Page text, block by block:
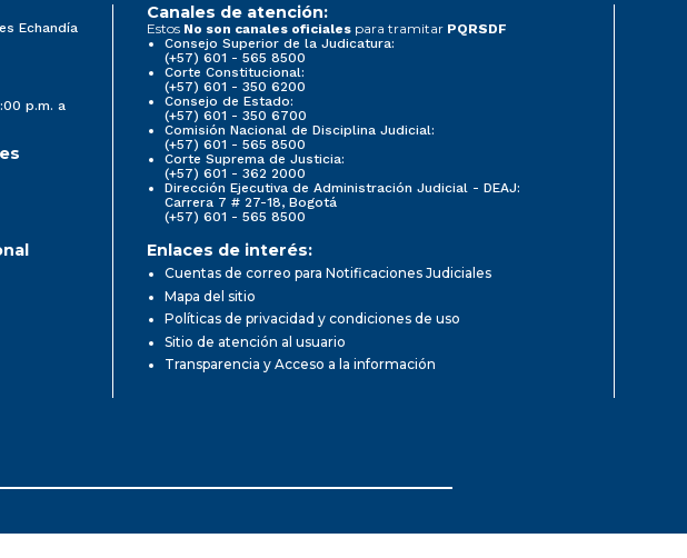
Echandía
p.m. a
Canales de atención:
Estos No son canales oficiales para tramitar PQRSDF
Consejo Superior de la Judicatura:
(+57) 601 - 565 8500
Corte Constitucional:
(+57) 601 - 350 6200
Consejo de Estado:
(+57) 601 - 350 6700
Comisión Nacional de Disciplina Judicial:
(+57) 601 - 565 8500
Corte Suprema de Justicia:
(+57) 601 - 362 2000
Dirección Ejecutiva de Administración Judicial - DEAJ:
Carrera 7 # 27-18, Bogotá
(+57) 601 - 565 8500
Enlaces de interés:
Cuentas de correo para Notificaciones Judiciales
Mapa del sitio
Políticas de privacidad y condiciones de uso
Sitio de atención al usuario
Transparencia y Acceso a la información